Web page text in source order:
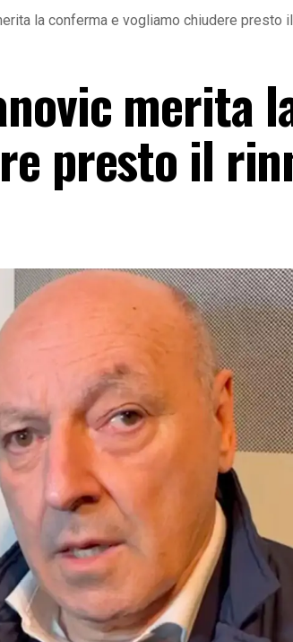
la conferma e vogliamo chiudere presto
merita
presto il